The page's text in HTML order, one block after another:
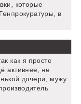
которые
в
как я просто
активнее, не
дочери, мужу